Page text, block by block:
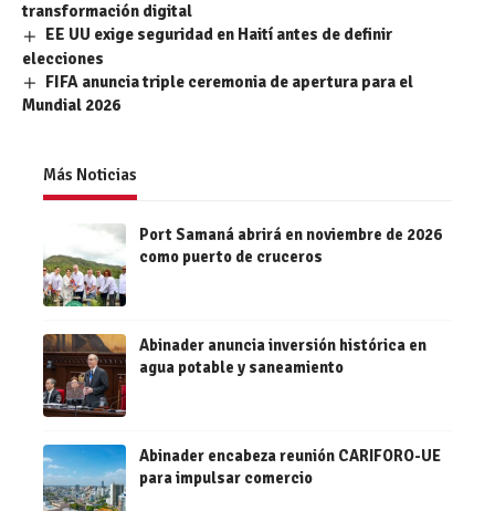
transformación digital
EE UU exige seguridad en Haití antes de definir
elecciones
FIFA anuncia triple ceremonia de apertura para el
Mundial 2026
Más Noticias
Port Samaná abrirá en noviembre de 2026
como puerto de cruceros
Abinader anuncia inversión histórica en
agua potable y saneamiento
Abinader encabeza reunión CARIFORO-UE
para impulsar comercio